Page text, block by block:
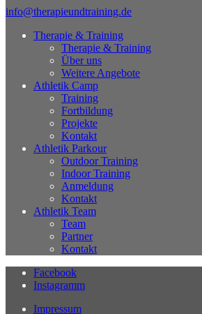
info@therapieundtraining.de
Therapie & Training
Therapie & Training
Über uns
Weitere Angebote
Athletik Camp
Training
Fortbildung
Projekte
Kontakt
Athletik Parkour
Outdoor Training
Indoor Training
Anmeldung
Kontakt
Athletik Team
Team
Partner
Kontakt
Facebook
Instagramm
Impressum